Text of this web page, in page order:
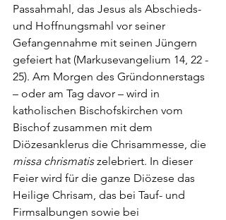
Passahmahl, das Jesus als Abschieds-
und Hoffnungsmahl vor seiner
Gefangennahme mit seinen Jüngern
gefeiert hat (Markusevangelium 14, 22 -
25). Am Morgen des Gründonnerstags
– oder am Tag davor – wird in
katholischen Bischofskirchen vom
Bischof zusammen mit dem
Diözesanklerus die Chrisammesse, die
missa chrismatis zelebriert. In dieser
Feier wird für die ganze Diözese das
Heilige Chrisam, das bei Tauf- und
Firmsalbungen sowie bei